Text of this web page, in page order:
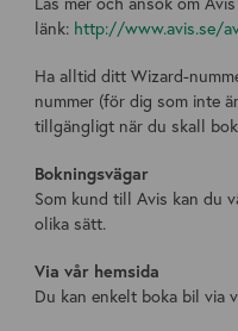
länk: http://www.avis.se/
Ha alltid ditt Wizard-
nummer (för dig som inte
tillgängligt när du skall
Bokningsvägar
Som kund till Avis kan du
olika sätt.
Via vår hemsida
Du kan enkelt boka bil via